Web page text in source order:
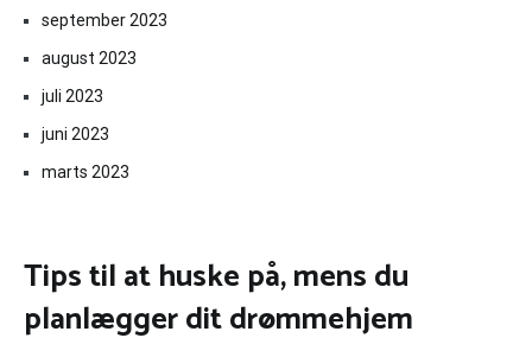
september 2023
august 2023
juli 2023
juni 2023
marts 2023
Tips til at huske på, mens du
planlægger dit drømmehjem